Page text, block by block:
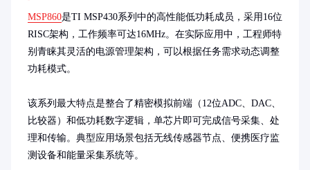
MSP860是TI MSP430系列中的高性能低功耗成员，采用16位
RISC架构，工作频率可达16MHz。在实际应用中，工程师特
别青睐其灵活的电源管理架构，可以根据任务需求动态调整
功耗模式。
该系列最大特点是整合了精密模拟前端（12位ADC、DAC、
比较器）和低功耗数字逻辑，单芯片即可完成信号采集、处
理和传输。典型应用场景包括无线传感器节点、便携医疗监
测设备和能量采集系统等。